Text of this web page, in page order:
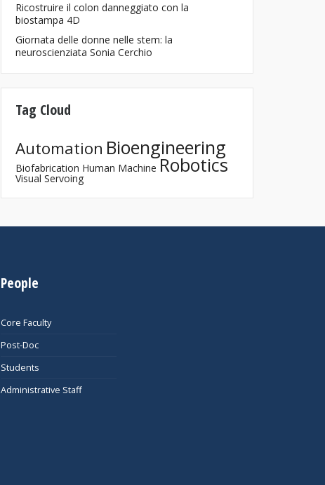
Ricostruire il colon danneggiato con la
biostampa 4D
Giornata delle donne nelle stem: la
neuroscienziata Sonia Cerchio
Tag Cloud
Automation Bioengineering
Biofabrication Human Machine Robotics
Visual Servoing
People
Core Faculty
Post-Doc
Students
Administrative Staff